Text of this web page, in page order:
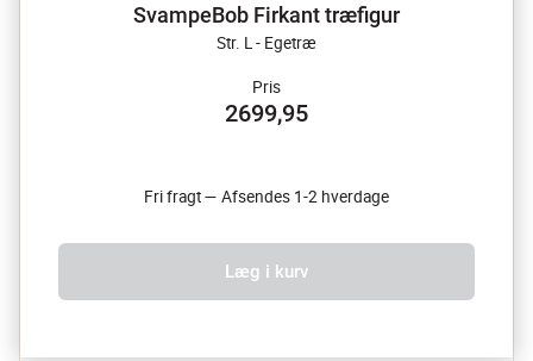
SvampeBob Firkant træfigur
Str. L - Egetræ
Pris
2699,95
Fri fragt — Afsendes 1-2 hverdage
Læg i kurv